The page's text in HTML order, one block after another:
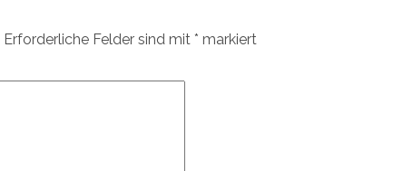
Erforderliche Felder sind mit * markiert